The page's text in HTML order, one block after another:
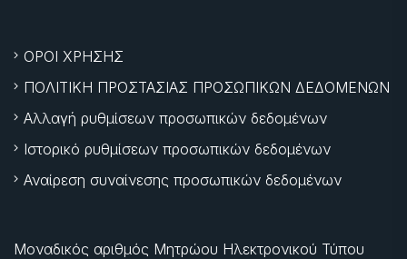
ΟΡΟΙ ΧΡΗΣΗΣ
ΠΟΛΙΤΙΚΗ ΠΡΟΣΤΑΣΙΑΣ ΠΡΟΣΩΠΙΚΩΝ ΔΕΔΟΜΕΝΩΝ
Αλλαγή ρυθμίσεων προσωπικών δεδομένων
Ιστορικό ρυθμίσεων προσωπικών δεδομένων
Αναίρεση συναίνεσης προσωπικών δεδομένων
Μοναδικός αριθμός Μητρώου Ηλεκτρονικού Τύπου